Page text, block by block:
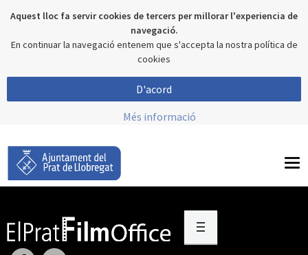
Aquest lloc fa servir cookies de tercers per millorar l'experiencia de
navegació.
En continuar la navegació entenem que s'accepta la nostra política de
cookies
D'acord
Més informació